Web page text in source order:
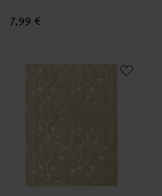
7,99 €
Notizbuch In the Meadow